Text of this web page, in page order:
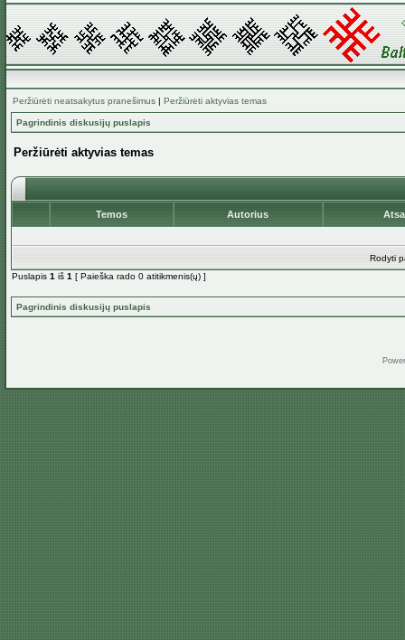
Peržiūrėti neatsakytus pranešimus | Peržiūrėti aktyvias temas
Pagrindinis diskusijų puslapis
Peržiūrėti aktyvias temas
Temos Autorius
Rodyti
Puslapis 1 iš 1 [ Paieška rado 0 atitikmenis(ų) ]
Pagrindinis diskusijų puslapis